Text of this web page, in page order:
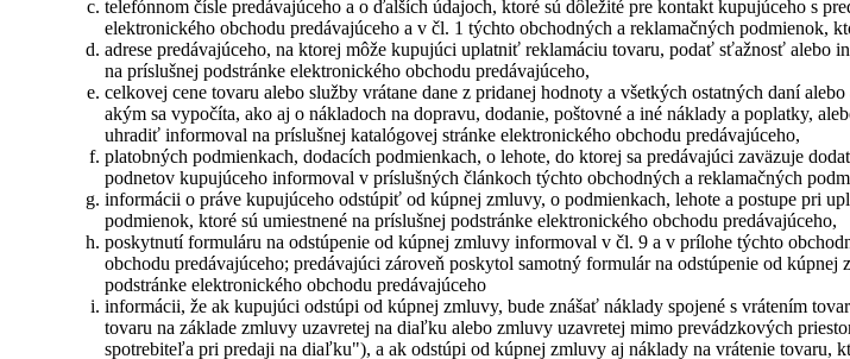
telefónnom čísle predávajúceho a o ďalších údajoch, ktoré sú dôležité pre kontakt kupujúceho s
elektronického obchodu predávajúceho a v čl. 1 týchto obchodných a reklamačných podmienok,
adrese predávajúceho, na ktorej môže kupujúci uplatniť reklamáciu tovaru, podať sťažnosť
na príslušnej podstránke elektronického obchodu predávajúceho,
celkovej cene tovaru alebo služby vrátane dane z pridanej hodnoty a všetkých ostatných daní
akým sa vypočíta, ako aj o nákladoch na dopravu, dodanie, poštovné a iné náklady a poplatky,
uhradiť informoval na príslušnej katalógovej stránke elektronického obchodu predávajúceho,
platobných podmienkach, dodacích podmienkach, o lehote, do ktorej sa predávajúci zaväzuje
podnetov kupujúceho informoval v príslušných článkoch týchto obchodných a reklamačných
informácii o práve kupujúceho odstúpiť od kúpnej zmluvy, o podmienkach, lehote a postupe pri
podmienok, ktoré sú umiestnené na príslušnej podstránke elektronického obchodu predávajúceho,
poskytnutí formuláru na odstúpenie od kúpnej zmluvy informoval v čl. 9 a v prílohe týchto
obchodu predávajúceho; predávajúci zároveň poskytol samotný formulár na odstúpenie od
podstránke elektronického obchodu predávajúceho
informácii, že ak kupujúci odstúpi od kúpnej zmluvy, bude znášať náklady spojené s vrátením
tovaru na základe zmluvy uzavretej na diaľku alebo zmluvy uzavretej mimo prevádzkových
spotrebiteľa pri predaji na diaľku"), a ak odstúpi od kúpnej zmluvy aj náklady na vrátenie